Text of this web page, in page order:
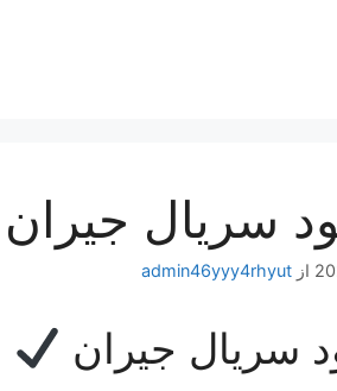
سریال جیران
از admin46yyy4rhyut
سریال جیران